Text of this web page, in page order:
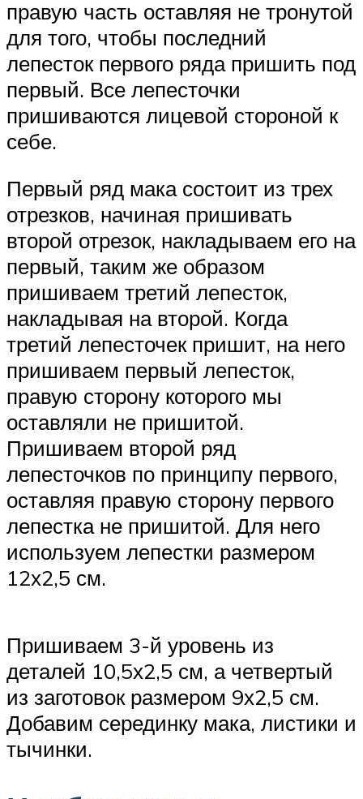
правую часть оставляя не тронутой
для того, чтобы последний
лепесток первого ряда пришить под
первый. Все лепесточки
пришиваются лицевой стороной к
себе.
Первый ряд мака состоит из трех
отрезков, начиная пришивать
второй отрезок, накладываем его на
первый, таким же образом
пришиваем третий лепесток,
накладывая на второй. Когда
третий лепесточек пришит, на него
пришиваем первый лепесток,
правую сторону которого мы
оставляли не пришитой.
Пришиваем второй ряд
лепесточков по принципу первого,
оставляя правую сторону первого
лепестка не пришитой. Для него
используем лепестки размером
12х2,5 см.
Пришиваем 3-й уровень из
деталей 10,5х2,5 см, а четвертый
из заготовок размером 9х2,5 см.
Добавим серединку мака, листики и
тычинки.